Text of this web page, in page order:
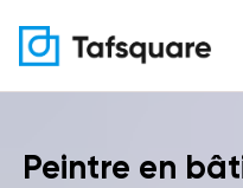
Peintre en